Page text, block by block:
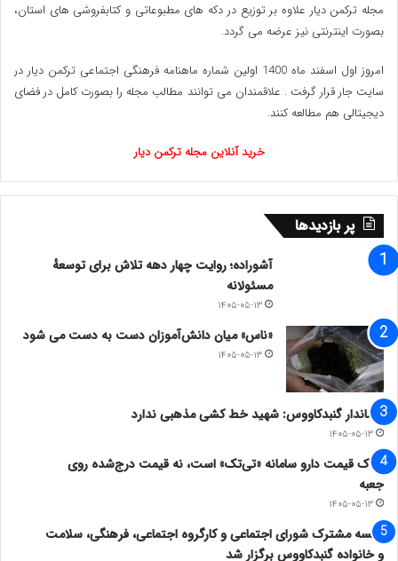
مجله ترکمن دیار علاوه بر توزیع در دکه های مطبوعاتی و کتابفروشی های استان،
بصورت اینترنتی نیز عرضه می گردد.‌
امروز اول اسفند ماه 1400 اولین شماره ماهنامه فرهنگی اجتماعی ترکمن دیار در
سایت جار قرار گرفت . علاقمندان می توانند مطالب مجله را بصورت کامل در فضای
دیجیتالی هم مطالعه کنند.
خرید آنلاین مجله ترکمن دیار
پر بازدیدها
آشوراده؛ روایت چهار دهه تلاش برای توسعهٔ
مسئولانه
۱۴۰۵-۰۵-۱۳
«ناس» میان دانش‌آموزان دست به دست می شود
۱۴۰۵-۰۵-۱۳
فرماندار گنبدکاووس: شهید خط کشی مذهبی ندارد
۱۴۰۵-۰۵-۱۳
ملاک قیمت دارو سامانه «تی‌تک» است، نه قیمت درج‌شده روی
جعبه
۱۴۰۵-۰۵-۱۳
جلسه مشترک شورای اجتماعی و کارگروه اجتماعی، فرهنگی، سلامت
و خانواده گنبدکاووس برگزار شد